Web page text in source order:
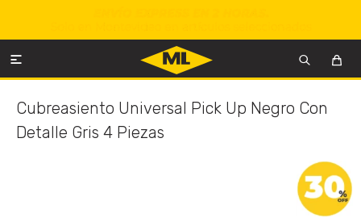

Cubreasiento Universal Pick Up Negro Con
Detalle Gris 4 Piezas